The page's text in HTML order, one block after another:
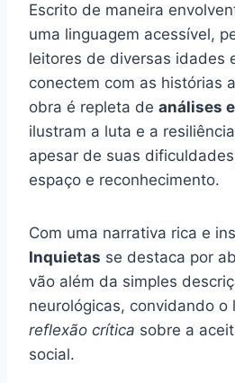
Escrito de maneira
uma linguagem acessível,
leitores de diversas idades
conectem com as histórias
obra é repleta de análises
ilustram a luta e a
apesar de suas
espaço e reconhecimento.
Com uma narrativa rica e
Inquietas se destaca por
vão além da simples
neurológicas, convidando o
reflexão crítica sobre a
social.